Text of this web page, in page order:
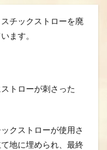
チックストローを廃
ます。
トローが刺さった
クストローが使用さ
地に埋められ、最終
わる機能